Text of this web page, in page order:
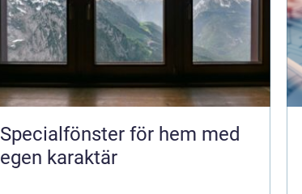
Specialfönster för hem med
egen karaktär